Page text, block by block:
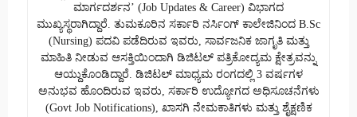
ಮಾರ್ಗದರ್ಶನ’ (Job Updates & Career) ವಿಭಾಗದ
ಮುಖ್ಯಸ್ಥರಾಗಿದ್ದಾರೆ. ತುಮಕೂರಿನ ಸರ್ಕಾರಿ ನರ್ಸಿಂಗ್ ಕಾಲೇಜಿನಿಂದ B.Sc
(Nursing) ಪದವಿ ಪಡೆದಿರುವ ಇವರು, ಸಾರ್ವಜನಿಕ ಜಾಗೃತಿ ಮತ್ತು
ಮಾಹಿತಿ ನೀಡುವ ಆಸಕ್ತಿಯಿಂದಾಗಿ ಡಿಜಿಟಲ್ ಪತ್ರಿಕೋದ್ಯಮ ಕ್ಷೇತ್ರವನ್ನು
ಆಯ್ದುಕೊಂಡಿದ್ದಾರೆ. ಡಿಜಿಟಲ್ ಮಾಧ್ಯಮ ರಂಗದಲ್ಲಿ 3 ವರ್ಷಗಳ
ಅನುಭವ ಹೊಂದಿರುವ ಇವರು, ಸರ್ಕಾರಿ ಉದ್ಯೋಗದ ಅಧಿಸೂಚನೆಗಳು
(Govt Job Notifications), ಖಾಸಗಿ ನೇಮಕಾತಿಗಳು ಮತ್ತು ಶೈಕ್ಷಣಿಕ